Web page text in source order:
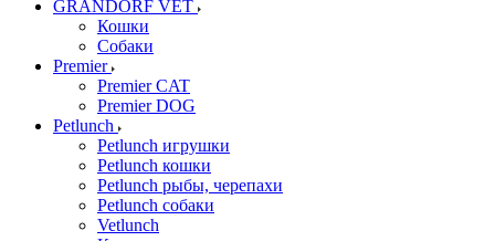
GRANDORF VET
Кошки
Собаки
Premier
Premier CAT
Premier DOG
Petlunch
Petlunch игрушки
Petlunch кошки
Petlunch рыбы, черепахи
Petlunch собаки
Vetlunch